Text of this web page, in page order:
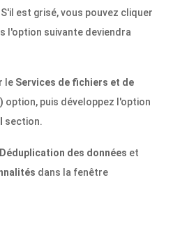
est grisé, vous pouvez cliquer
l'option suivante deviendra
le Services de fichiers et de
option, puis développez l'option
section.
Déduplication des données et
dans la fenêtre